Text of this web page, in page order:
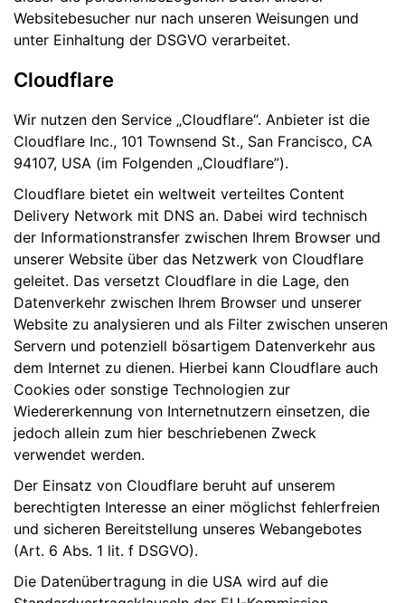
Websitebesucher nur nach unseren Weisungen und
unter Einhaltung der DSGVO verarbeitet.
Cloudflare
Wir nutzen den Service „Cloudflare“. Anbieter ist die
Cloudflare Inc., 101 Townsend St., San Francisco, CA
94107, USA (im Folgenden „Cloudflare”).
Cloudflare bietet ein weltweit verteiltes Content
Delivery Network mit DNS an. Dabei wird technisch
der Informationstransfer zwischen Ihrem Browser und
unserer Website über das Netzwerk von Cloudflare
geleitet. Das versetzt Cloudflare in die Lage, den
Datenverkehr zwischen Ihrem Browser und unserer
Website zu analysieren und als Filter zwischen unseren
Servern und potenziell bösartigem Datenverkehr aus
dem Internet zu dienen. Hierbei kann Cloudflare auch
Cookies oder sonstige Technologien zur
Wiedererkennung von Internetnutzern einsetzen, die
jedoch allein zum hier beschriebenen Zweck
verwendet werden.
Der Einsatz von Cloudflare beruht auf unserem
berechtigten Interesse an einer möglichst fehlerfreien
und sicheren Bereitstellung unseres Webangebotes
(Art. 6 Abs. 1 lit. f DSGVO).
Die Datenübertragung in die USA wird auf die